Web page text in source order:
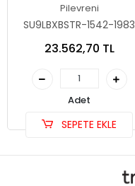
Pilevreni
SU9LBXBSTR-1542-1983
23.562,70 TL
Adet
SEPETE EKLE